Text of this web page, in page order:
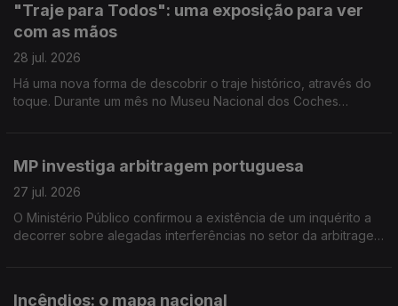
"Traje para Todos": uma exposição para ver
com as mãos
28 jul. 2026
Há uma nova forma de descobrir o traje histórico, através do
toque. Durante um mês no Museu Nacional dos Coches
MP investiga arbitragem portuguesa
27 jul. 2026
O Ministério Público confirmou a existência de um inquérito a
decorrer sobre alegadas interferências no setor da arbitragem
Incêndios: o mapa nacional